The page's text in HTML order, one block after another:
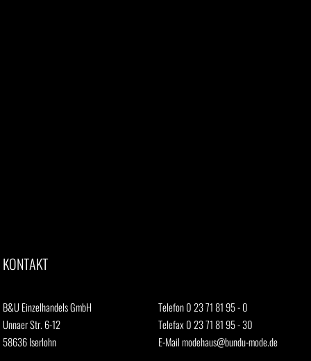
KONTAKT
B&U Einzelhandels GmbH
Unnaer Str. 6-12
58636 Iserlohn
Telefon 0 23 71 81 95 - 0
Telefax 0 23 71 81 95 - 30
E-Mailmodehaus@bundu-mode.de